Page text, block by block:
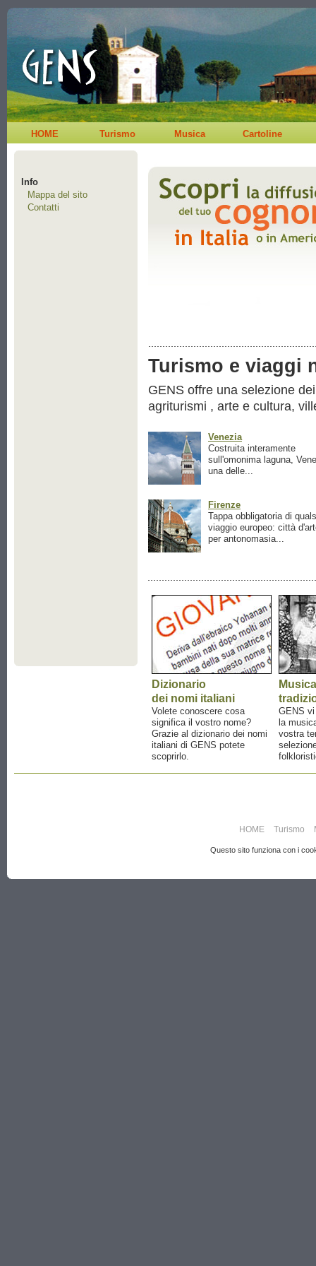
HOME Turismo Musica Cartoline
Info
Mappa del sito
Contatti
Turismo e viaggi
GENS offre una selezione
agriturismi , arte e cultura,
Venezia
Costruita interamente
sull'omonima laguna,
una delle...
Firenze
Tappa obbligatoria di
viaggio europeo: città
per antonomasia...
Dizionario
dei nomi italiani
Volete conoscere cosa
significa il vostro nome?
Grazie al dizionario dei nomi
italiani di GENS potete
scoprirlo.
Musica
GENS
la
vostra
HOME Turismo
Questo sito funziona con i